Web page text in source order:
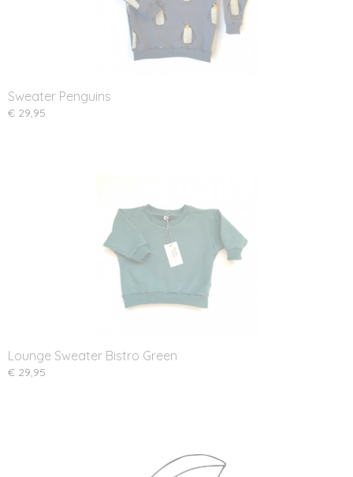
Sweater Penguins
€ 29,95
Lounge Sweater Bistro Green
€ 29,95